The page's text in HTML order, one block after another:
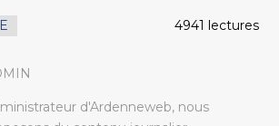
4941 lectures
d'Ardenneweb, nous